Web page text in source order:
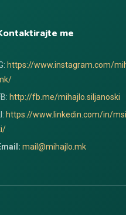
me
https://www.instagram.com/
http://fb.me/mihajlo.siljanoski
LI: https://www.linkedin.com/in/
mail@mihajlo.mk